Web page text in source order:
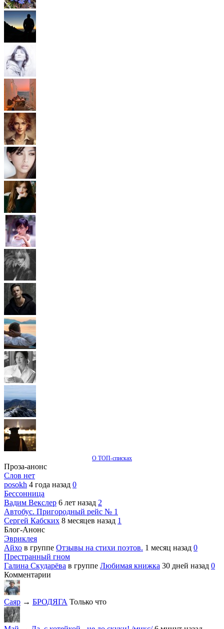
О ТОП-списках
Проза-анонс
Слов нет
posokh 4 года назад 0
Бессонница
Вадим Векслер 6 лет назад 2
Автобус. Пригородный рейс № 1
Сергей Кабских 8 месяцев назад 1
Блог-Анонс
Эвриклея
Айхо в группе Отзывы на стихи поэтов. 1 месяц назад 0
Престранный гном
Галина Скударёва в группе Любимая книжка 30 дней назад 0
Комментарии
Саяр → БРОДЯГА Только что